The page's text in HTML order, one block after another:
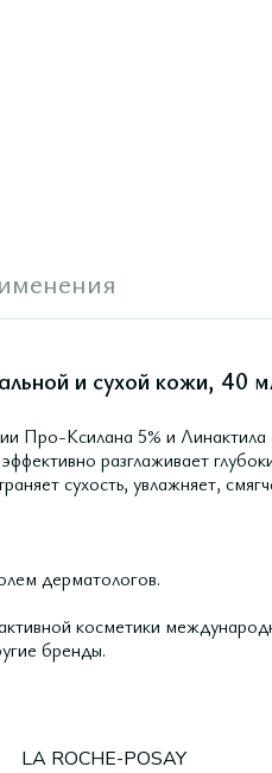
и сухой кожи, 40
Про-Ксилана 5% и Линактила
разглаживает
сухость, увлажняет,
дерматологов.
косметики
бренды.
LA ROCHE-POSAY